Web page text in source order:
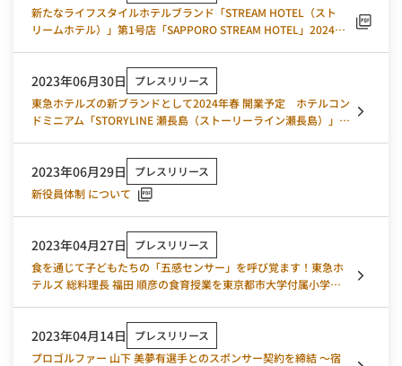
新たなライフスタイルホテルブランド「STREAM HOTEL（スト
リームホテル）」第1号店「SAPPORO STREAM HOTEL」2024年
2023年06月30日
プレスリリース
東急ホテルズの新ブランドとして2024年春 開業予定 ホテルコン
ドミニアム「STORYLINE 瀬長島（ストーリーライン瀬長島）」
2023年06月29日
プレスリリース
新役員体制 について
2023年04月27日
プレスリリース
食を通じて子どもたちの「五感センサー」を呼び覚ます！東急ホ
テルズ 総料理長 福田 順彦の食育授業を東京都市大学付属小学校
2023年04月14日
プレスリリース
プロゴルファー 山下 美夢有選手とのスポンサー契約を締結 ～宿